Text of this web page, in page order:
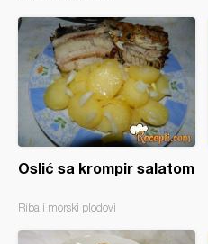
Oslić sa krompir salatom
Riba i morski plodovi